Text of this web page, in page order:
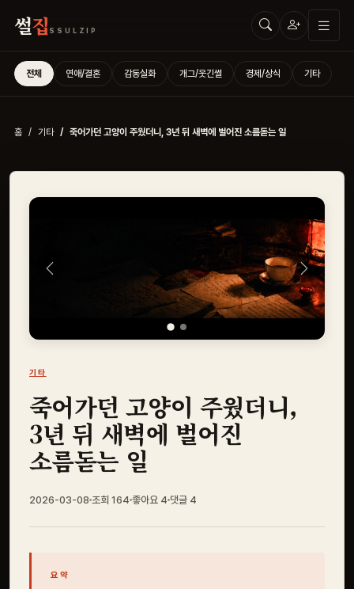
썰집 SSULZIP
전체 연애/결혼 감동실화 개그/웃긴썰 경제/상식 기타
홈 기타 죽어가던 고양이 주웠더니, 3년 뒤 새벽에 벌어진 소름돋는 일
Previous Next
기타
죽어가던 고양이 주웠더니,
3년 뒤 새벽에 벌어진
소름돋는 일
2026-03-08 조회 164 좋아요 4 댓글 4
요약